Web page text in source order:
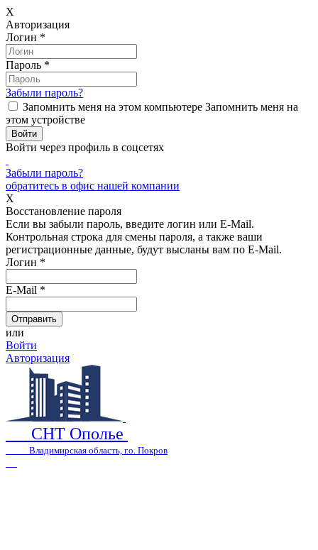
X
Авторизация
Логин *
Пароль *
Забыли пароль?
Запомнить меня на этом компьютере Запомнить меня на
этом устройстве
Войти через профиль в соцсетях
Забыли пароль?
обратитесь в офис нашей компании
X
Восстановление пароля
Если вы забыли пароль, введите логин или E-Mail.
Контрольная строка для смены пароля, а также ваши
регистрационные данные, будут высланы вам по E-Mail.
Логин *
E-Mail *
или
Войти
Авторизация
СНТ Ополье
Владимирская область, г.о. Покров